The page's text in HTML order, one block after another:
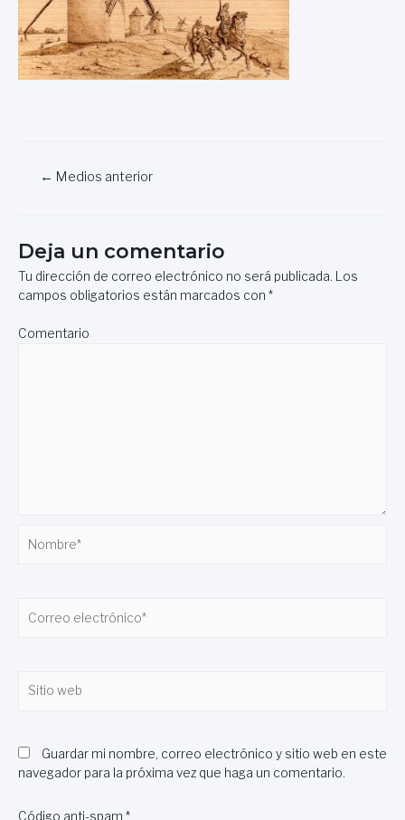
Navegación
← Medios anterior
Deja un comentario
Tu dirección de correo electrónico no será publicada. Los
campos obligatorios están marcados con *
Comentario
electrónico*
web
Guardar mi nombre, correo electrónico y sitio web en este
navegador para la próxima vez que haga un comentario.
Código anti-spam *